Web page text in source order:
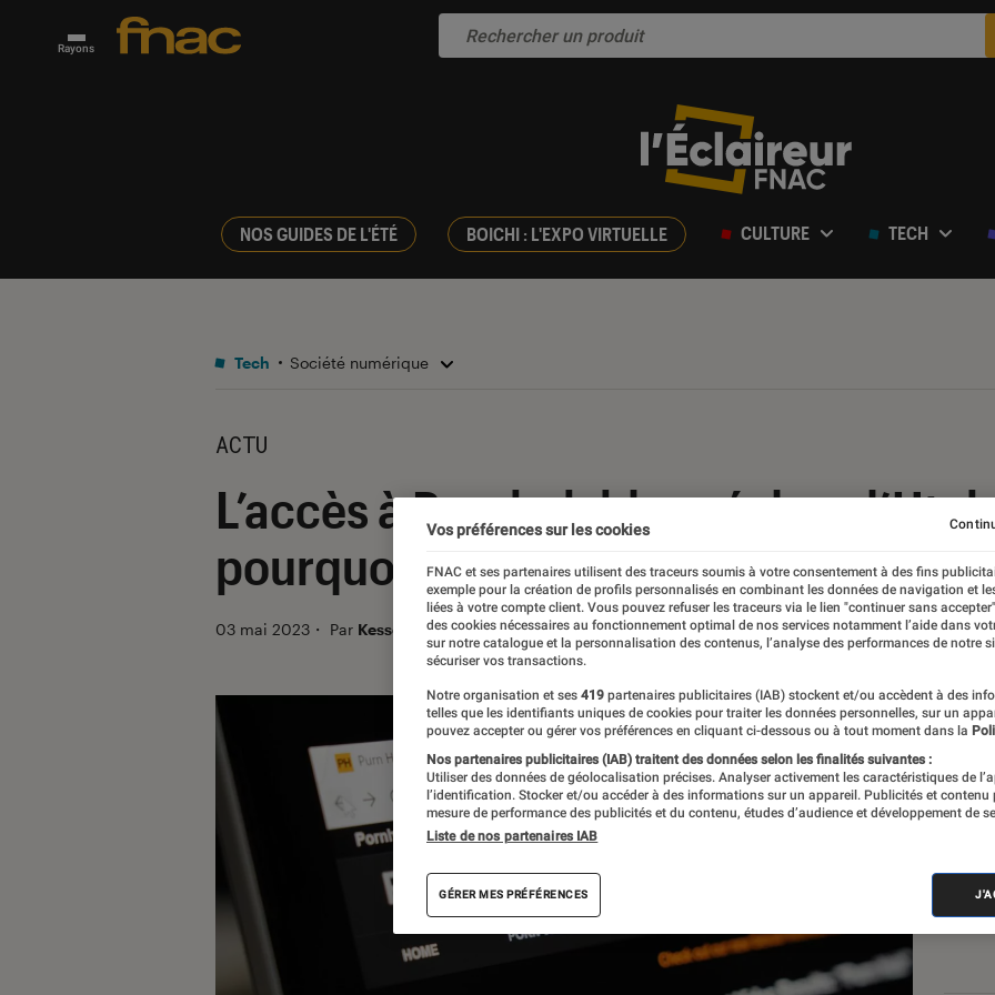
Rayons
NOS GUIDES DE L'ÉTÉ BOICHI : L'EXPO VIRTUELLE CULTURE TECH
Tech Société numérique
ACTU
L’accès à Pornhub bloqué dans
pourquoi ?
03 mai 2023 ・ Par Kesso Diallo
Vos préférences sur les cookies
FNAC et ses partenaires utilisent des traceurs soumis à votre consentement à des fins
exemple pour la création de profils personnalisés en combinant les données de navigation et
liées à votre compte client. Vous pouvez refuser les traceurs via le lien "continuer sans
des cookies nécessaires au fonctionnement optimal de nos services notamment l’aide dans
sur notre catalogue et la personnalisation des contenus, l’analyse des performances de notre
sécuriser vos transactions.
Notre organisation et ses 419 partenaires publicitaires (IAB) stockent et/ou accèdent à des
telles que les identifiants uniques de cookies pour traiter les données personnelles, sur un
pouvez accepter ou gérer vos préférences en cliquant ci-dessous ou à tout moment dans la
Nos partenaires publicitaires (IAB) traitent des données selon les finalités suivantes :
Utiliser des données de géolocalisation précises. Analyser activement les caractéristiques de
l’identification. Stocker et/ou accéder à des informations sur un appareil. Publicités et contenu
mesure de performance des publicités et du contenu, études d’audience et développement de
Liste de nos partenaires IAB
GÉRER MES PRÉFÉRENCES